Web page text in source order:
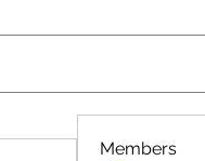
Members